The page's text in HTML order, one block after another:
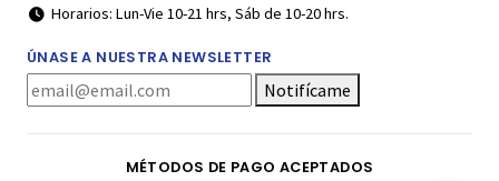
Horarios: Lun-Vie 10-21 hrs, Sáb de 10-20 hrs.
ÚNASE A NUESTRA NEWSLETTER
Notifícame
MÉTODOS DE PAGO ACEPTADOS